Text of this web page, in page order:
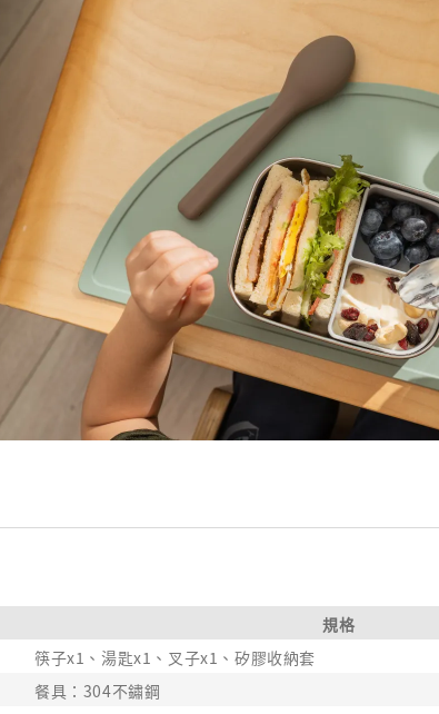
規格
筷子x1、湯匙x1、叉子x1、矽膠收納套
餐具：304不鏽鋼